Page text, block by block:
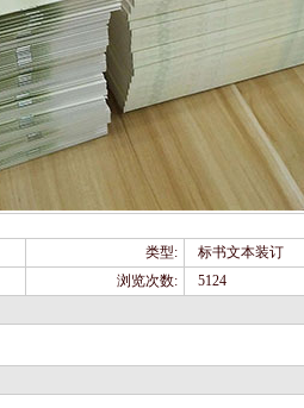
类型:
标书文本装订
浏览次数:
5124